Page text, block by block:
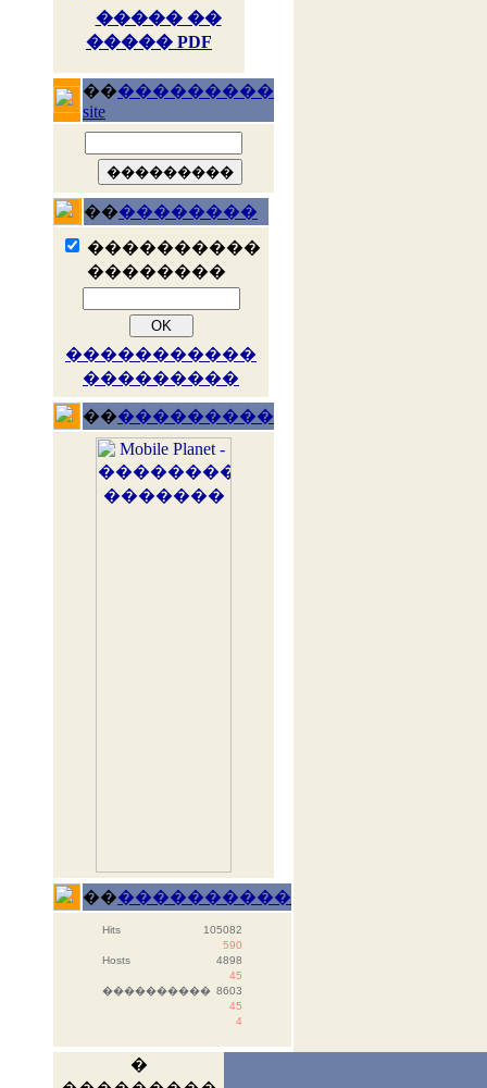
����� ��
����� PDF
�����������
site
����������
����������
��������
�����������
���������
�����������
������������
Hits
105082
590
Hosts
4898
45
���������� 8603
45
4
�